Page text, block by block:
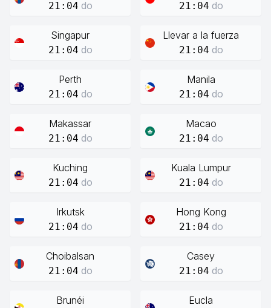
21:04 do 21:04 do
Singapur
21:04 do
Llevar a la fuerza
21:04 do
Perth
21:04 do
Manila
21:04 do
Makassar
21:04 do
Macao
21:04 do
Kuching
21:04 do
Kuala Lumpur
21:04 do
Irkutsk
21:04 do
Hong Kong
21:04 do
Choibalsan
21:04 do
Casey
21:04 do
Brunéi Eucla